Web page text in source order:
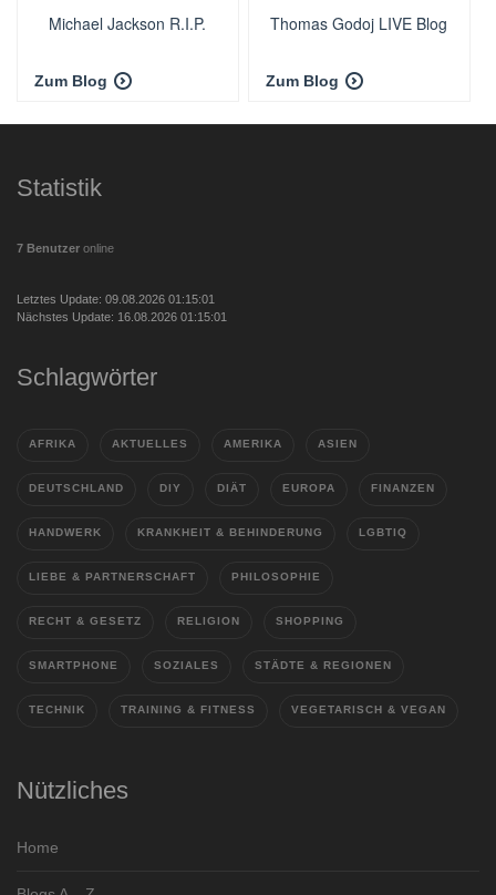
Michael Jackson R.I.P.
Zum Blog
Thomas Godoj LIVE Blog
Zum Blog
Statistik
7 Benutzer online
Letztes Update: 09.08.2026 01:15:01
Nächstes Update: 16.08.2026 01:15:01
Schlagwörter
AFRIKA AKTUELLES AMERIKA ASIEN
DEUTSCHLAND DIY DIÄT EUROPA FINANZEN
HANDWERK KRANKHEIT & BEHINDERUNG LGBTIQ
LIEBE & PARTNERSCHAFT PHILOSOPHIE
RECHT & GESETZ RELIGION SHOPPING
SMARTPHONE SOZIALES STÄDTE & REGIONEN
TECHNIK TRAINING & FITNESS VEGETARISCH & VEGAN
Nützliches
Home